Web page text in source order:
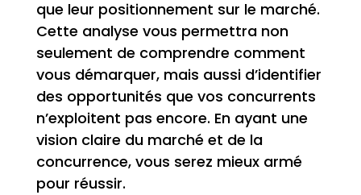
que leur positionnement sur le marché.
Cette analyse vous permettra non
seulement de comprendre comment
vous démarquer, mais aussi d’identifier
des opportunités que vos concurrents
n’exploitent pas encore. En ayant une
vision claire du marché et de la
concurrence, vous serez mieux armé
pour réussir.